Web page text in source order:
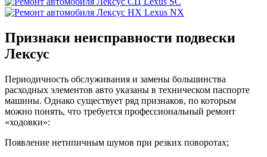
Lexus NX
Признаки неисправности подвески
Лексус
Периодичность обслуживания и замены большинства
расходных элементов авто указаны в техническом паспорте
машины. Однако существует ряд признаков, по которым
можно понять, что требуется профессиональный ремонт
«ходовки»:
Появление нетипичным шумов при резких поворотах;